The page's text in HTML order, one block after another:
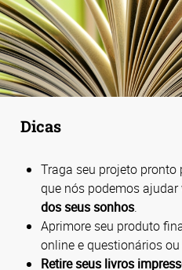
Dicas
Traga seu projeto
que nós podemos
dos seus sonhos.
Aprimore seu produto
online e questionários
Retire seus livros